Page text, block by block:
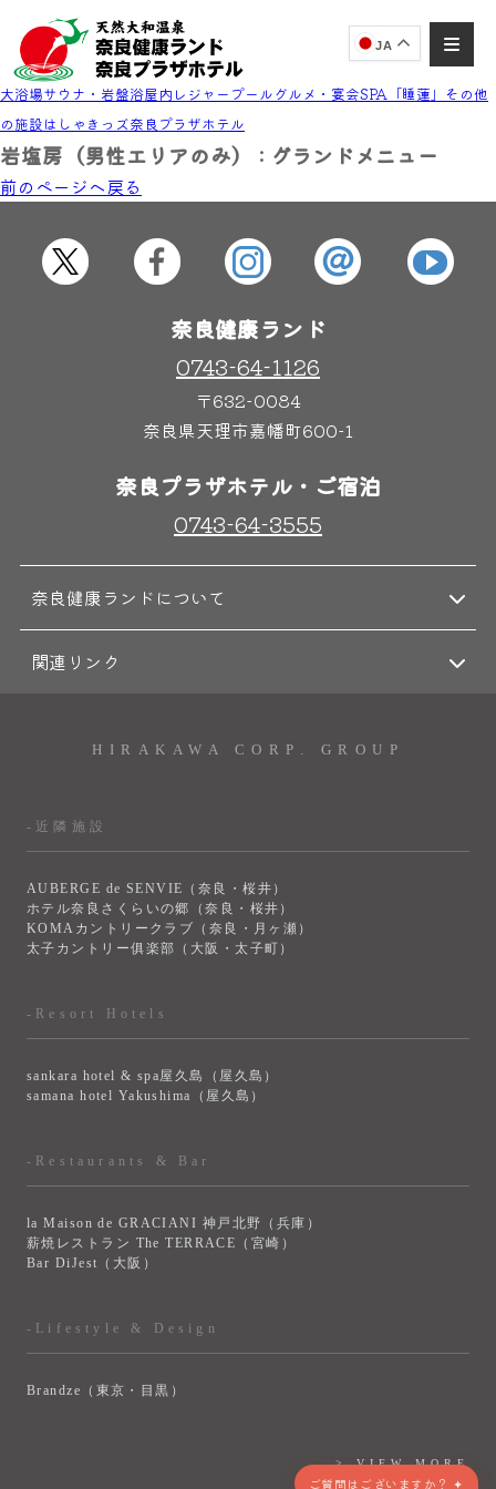
JA
サウナ・岩盤浴
屋内レジャープール グルメ
大浴場サウナ・岩盤浴屋内レジャープールグルメ・宴会SPA「睡蓮」 その他
の施設はしゃきっズ奈良プラザホテル
岩塩房（男性エリアのみ） : グランドメニュー
前のページヘ戻る
奈良健康ランド
0743-64-1126
〒632-0084
奈良県天理市嘉幡町600-1
奈良プラザホテル・ご宿泊
0743-64-3555
奈良健康ランドについて
関連リンク
HIRAKAWA CORP. GROUP
-近隣施設
AUBERGE de SENVIE（奈良・桜井）
ホテル奈良さくらいの郷（奈良・桜井）
KOMAカントリークラブ（奈良・月ヶ瀬）
太子カントリー俱楽部（大阪・太子町）
-Resort Hotels
sankara hotel & spa屋久島（屋久島）
samana hotel Yakushima（屋久島）
-Restaurants & Bar
la Maison de GRACIANI 神戸北野（兵庫）
薪焼レストラン The TERRACE（宮崎）
Bar DiJest（大阪）
-Lifestyle & Design
Brandze（東京・目黒）
> VIEW MORE
ご質問はございますか？ ✦
奈良健康ランド
奈良健康ランド AIコンシェルジュです。